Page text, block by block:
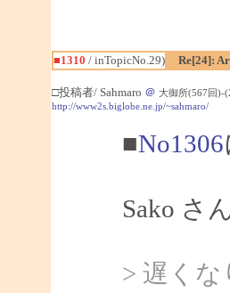
■1310 / inTopicNo.29) Re[24]:
□投稿者/ Sahmaro ＠ 大御所(567回)-
http://www2s.biglobe.ne.jp/~sahmaro/
■No1306
Sako さ
> 遅く